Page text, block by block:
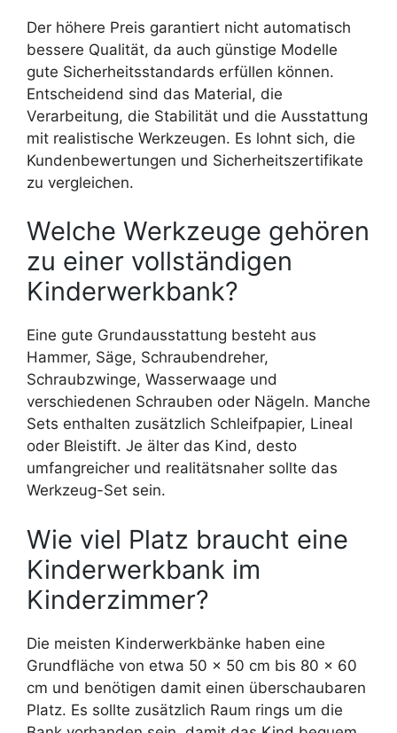
Der höhere Preis garantiert nicht automatisch
bessere Qualität, da auch günstige Modelle
gute Sicherheitsstandards erfüllen können.
Entscheidend sind das Material, die
Verarbeitung, die Stabilität und die Ausstattung
mit realistische Werkzeugen. Es lohnt sich, die
Kundenbewertungen und Sicherheitszertifikate
zu vergleichen.
Welche Werkzeuge gehören
zu einer vollständigen
Kinderwerkbank?
Eine gute Grundausstattung besteht aus
Hammer, Säge, Schraubendreher,
Schraubzwinge, Wasserwaage und
verschiedenen Schrauben oder Nägeln. Manche
Sets enthalten zusätzlich Schleifpapier, Lineal
oder Bleistift. Je älter das Kind, desto
umfangreicher und realitätsnaher sollte das
Werkzeug-Set sein.
Wie viel Platz braucht eine
Kinderwerkbank im
Kinderzimmer?
Die meisten Kinderwerkbänke haben eine
Grundfläche von etwa 50 x 50 cm bis 80 x 60
cm und benötigen damit einen überschaubaren
Platz. Es sollte zusätzlich Raum rings um die